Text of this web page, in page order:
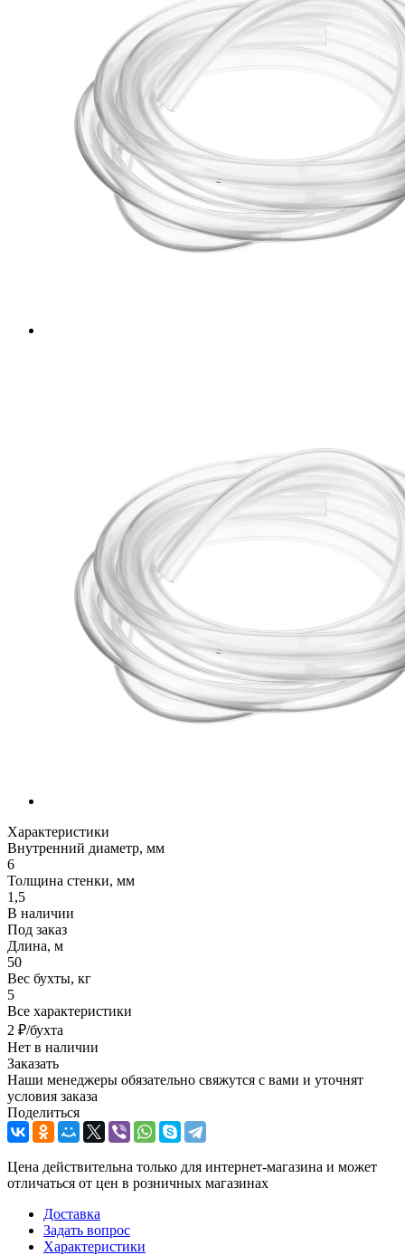
Характеристики
Внутренний диаметр, мм
6
Толщина стенки, мм
1,5
В наличии
Под заказ
Длина, м
50
Вес бухты, кг
5
Все характеристики
2 ₽/бухта
Нет в наличии
Заказать
Наши менеджеры обязательно свяжутся с вами и уточнят
условия заказа
Поделиться
Цена действительна только для интернет-магазина и может
отличаться от цен в розничных магазинах
Доставка
Задать вопрос
Характеристики